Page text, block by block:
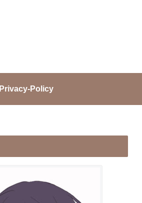
Privacy-Policy